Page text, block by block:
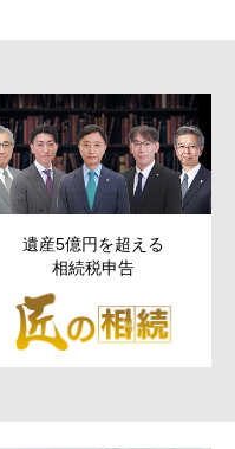
遺産5億円を超える
相続税申告